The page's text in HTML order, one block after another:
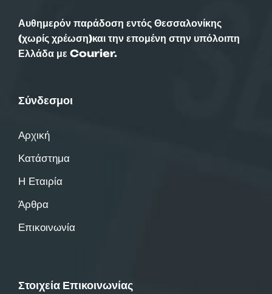
Αυθημερόν παράδοση εντός Θεσσαλονίκης
(χωρίς χρέωση)και την επομένη στην υπόλοιπη
Ελλάδα με Courier.
Σύνδεσμοι
Αρχική
Κατάστημα
Η Εταιρία
Άρθρα
Επικοινωνία
Στοιχεία Επικοινωνίας